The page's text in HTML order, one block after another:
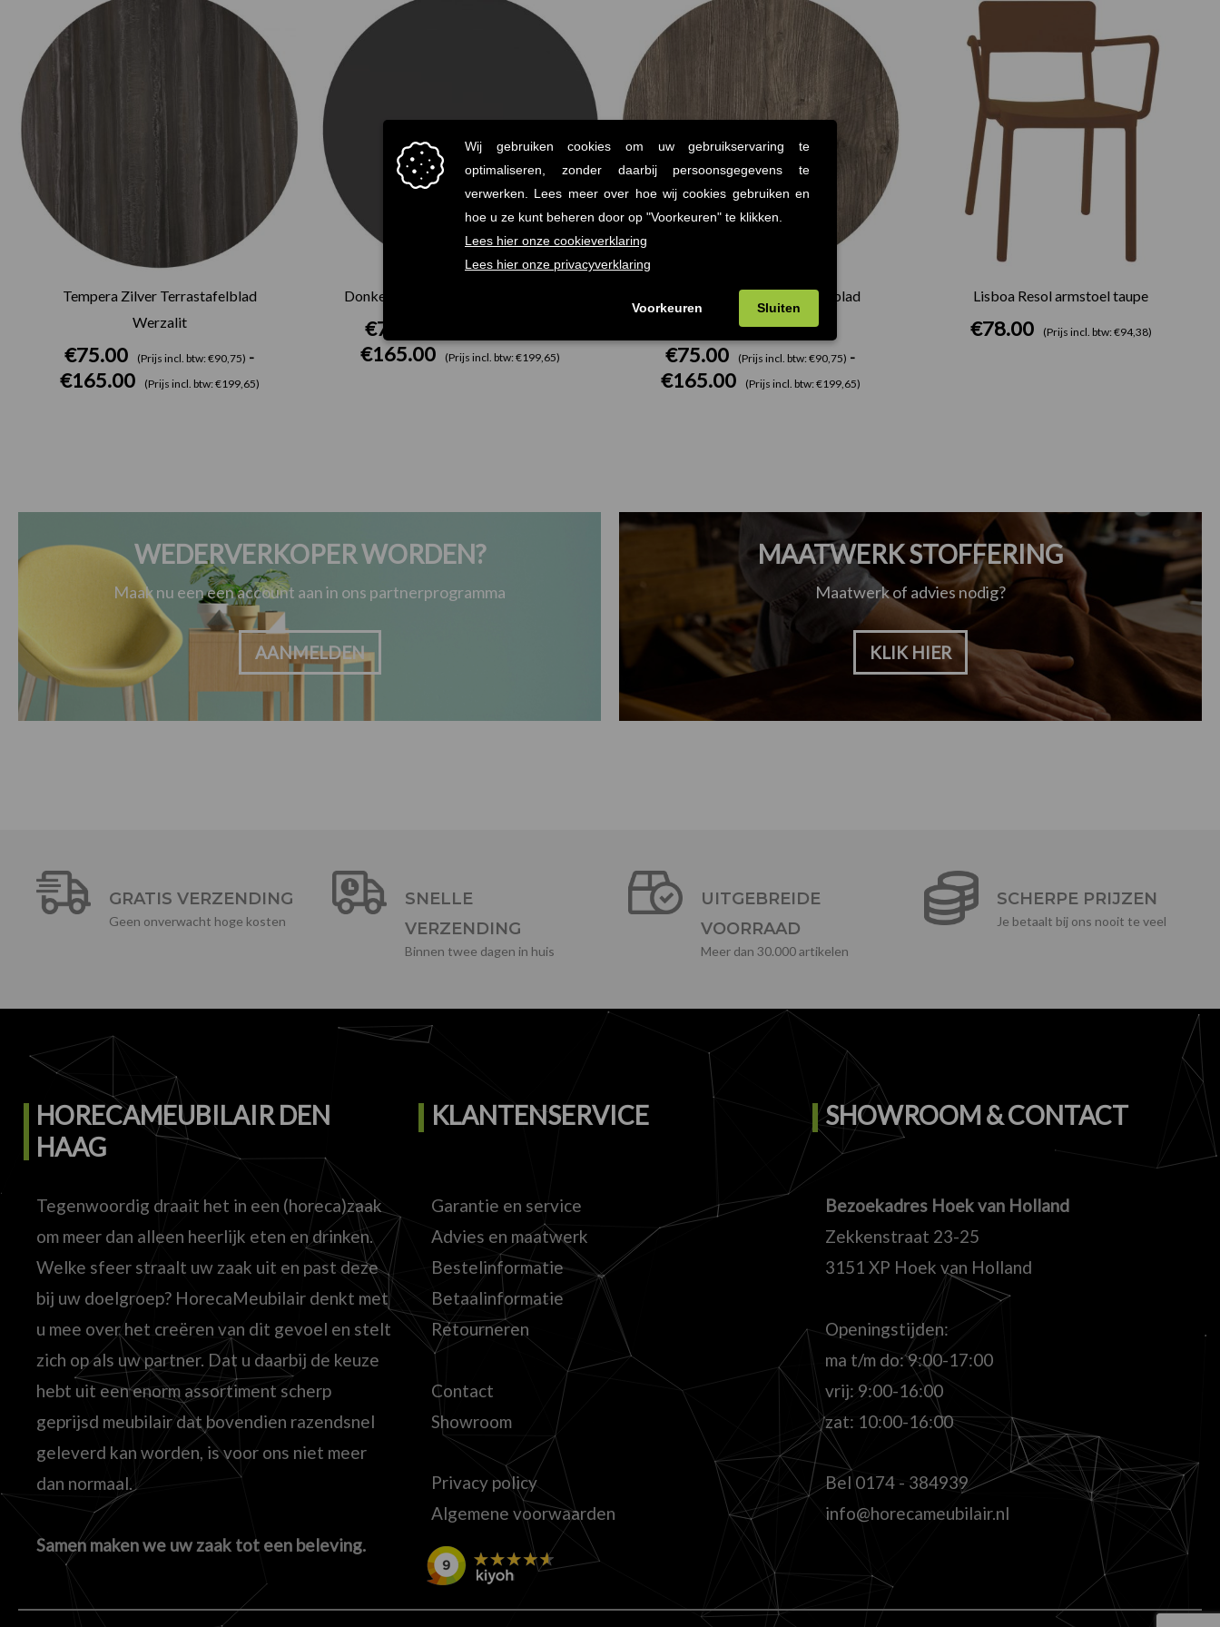
Tempera Zilver Terrastafelblad
Werzalit
€75.00 (Prijs incl. btw: €90,75) -
€165.00 (Prijs incl. btw: €199,65)
€165.00
Donkergrijs Terrastafelblad Werzalit
€75.00
€165.00 (Prijs incl. btw: €199,65)
€165.00
Ponderosa Grijs Terrastafelblad
Werzalit
€75.00 (Prijs incl. btw: €90,75) -
€165.00 (Prijs incl. btw: €199,65)
€165.00
Lisboa Resol armstoel taupe
€78.00 (Prijs incl. btw: €94,38)
WEDERVERKOPER WORDEN?
Maak nu een een account aan in ons partnerprogramma
AANMELDEN
MAATWERK STOFFERING
Maatwerk of advies nodig?
KLIK HIER
GRATIS VERZENDING
Geen onverwacht hoge kosten
SNELLE
VERZENDING
Binnen twee dagen in huis
UITGEBREIDE
VOORRAAD
Meer dan 30.000 artikelen
SCHERPE PRIJZEN
Je betaalt bij ons nooit te veel
HORECAMEUBILAIR DEN
HAAG
Tegenwoordig draait het in een (horeca)zaak
om meer dan alleen heerlijk eten en drinken.
Welke sfeer straalt uw zaak uit en past deze
bij uw doelgroep? HorecaMeubilair denkt met
u mee over het creëren van dit gevoel en stelt
zich op als uw partner. Dat u daarbij de keuze
hebt uit een enorm assortiment scherp
geprijsd meubilair dat bovendien razendsnel
geleverd kan worden, is voor ons niet meer
dan normaal.
Samen maken we uw zaak tot een beleving.
KLANTENSERVICE
Garantie en service
Advies en maatwerk
Bestelinformatie
Betaalinformatie
Retourneren
Contact
Showroom
Privacy policy
Algemene voorwaarden
SHOWROOM & CONTACT
Bezoekadres Hoek van Holland
Zekkenstraat 23-25
3151 XP Hoek van Holland
Openingstijden:
ma t/m do: 9:00-17:00
vrij: 9:00-16:00
zat: 10:00-16:00
Bel 0174 - 384939
info@horecameubilair.nl